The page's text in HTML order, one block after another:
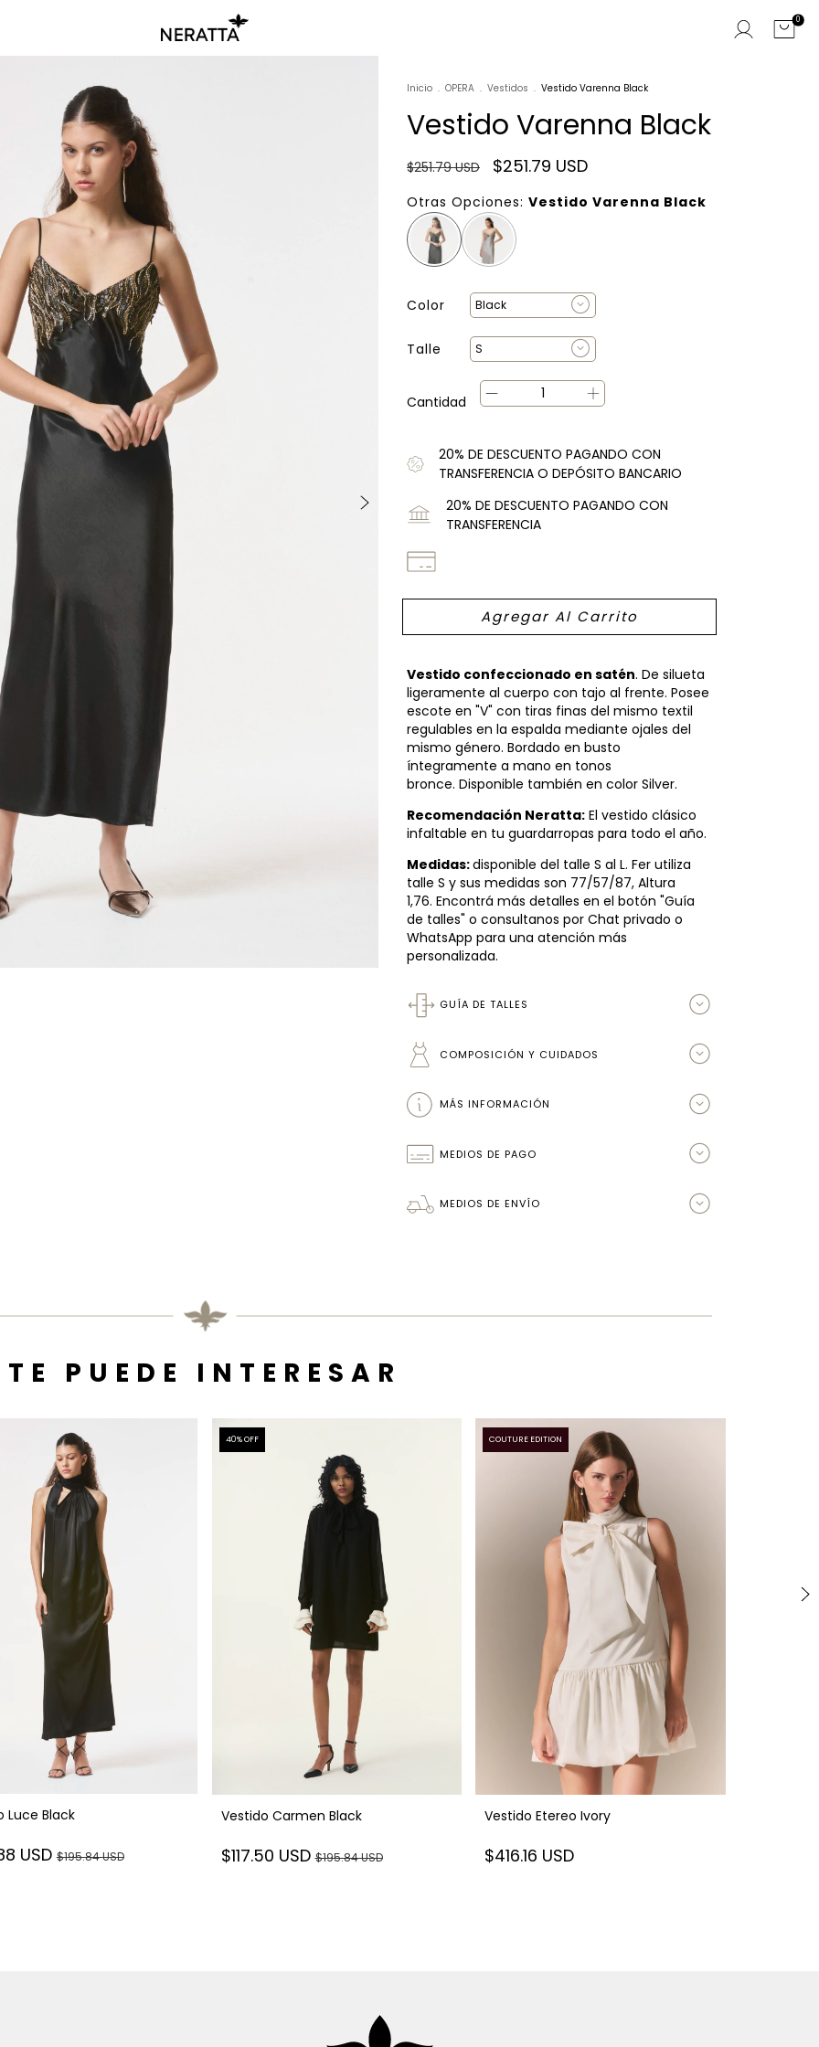
0
Inicio . OPERA . Vestidos . Vestido Varenna Black
Vestido Varenna Black
$251.79 USD $251.79 USD
Otras Opciones: Vestido Varenna Black
Color
Talle
Cantidad
20% DE DESCUENTO PAGANDO CON
TRANSFERENCIA O DEPÓSITO BANCARIO
20% DE DESCUENTO PAGANDO CON
TRANSFERENCIA
Vestido confeccionado en satén. De silueta
ligeramente al cuerpo con tajo al frente. Posee
escote en "V" con tiras finas del mismo textil
regulables en la espalda mediante ojales del
mismo género. Bordado en busto
íntegramente a mano en tonos
bronce. Disponible también en color Silver.
Recomendación Neratta: El vestido clásico
infaltable en tu guardarropas para todo el año.
Medidas:disponible del talle S al L. Fer utiliza
talle S y sus medidas son 77/57/87, Altura
1,76. Encontrá más detalles en el botón "Guía
de talles" o consultanos por Chat privado o
WhatsApp para una atención más
personalizada.
GUÍA DE TALLES
COMPOSICIÓN Y CUIDADOS
MÁS INFORMACIÓN
MEDIOS DE PAGO
MEDIOS DE ENVÍO
TE PUEDE INTERESAR
Luce Black
USD$195.84 USD
40% OFF
Vestido Carmen Black
$117.50 USD$195.84 USD
COUTURE EDITION
Vestido Etereo Ivory
$416.16 USD